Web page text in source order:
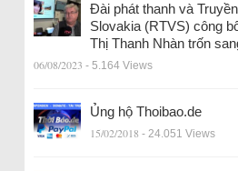
Đài phát thanh và
Slovakia (RTVS) công
Thị Thanh Nhàn trốn
06/08/2023 - 5.164 Views
Ủng hộ Thoibao.de
15/02/2018 - 24.051 Views